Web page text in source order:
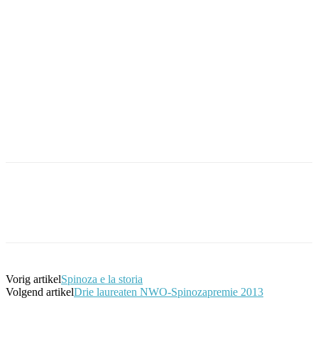
Vorig artikelSpinoza e la storia
Volgend artikelDrie laureaten NWO-Spinozapremie 2013